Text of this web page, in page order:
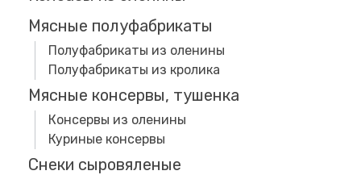
Мясные полуфабрикаты
Полуфабрикаты из оленины
Полуфабрикаты из кролика
Мясные консервы, тушенка
Консервы из оленины
Куриные консервы
Снеки сыровяленые